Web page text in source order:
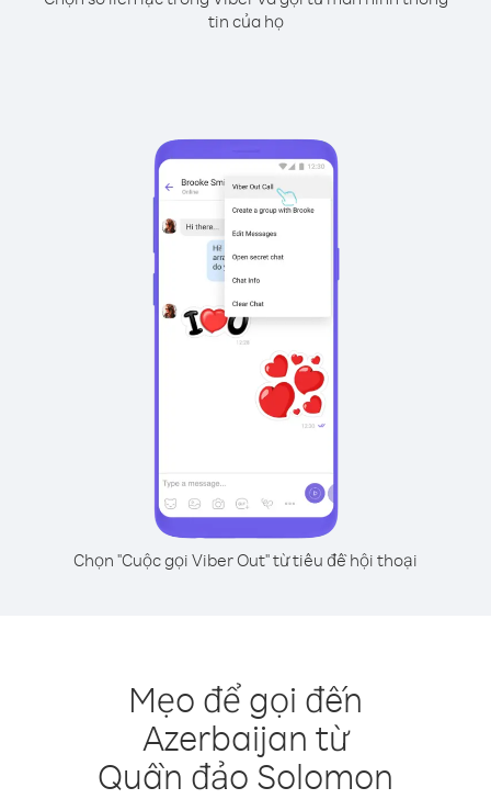
tin của họ
Chọn "Cuộc gọi Viber Out" từ tiêu đề hội thoại
Mẹo để gọi đến
Azerbaijan từ
Quần đảo Solomon